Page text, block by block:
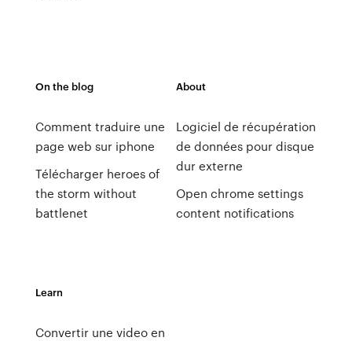
On the blog
Comment traduire une
page web sur iphone
Télécharger heroes of
the storm without
battlenet
About
Logiciel de récupération
de données pour disque
dur externe
Open chrome settings
content notifications
Learn
Convertir une video en